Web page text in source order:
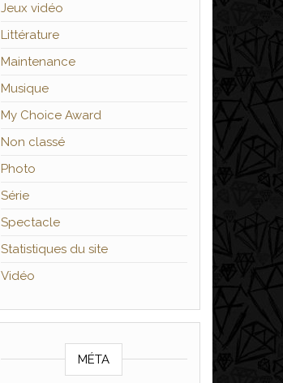
Jeux vidéo
Littérature
Maintenance
Musique
My Choice Award
Non classé
Photo
Série
Spectacle
Statistiques du site
Vidéo
MÉTA